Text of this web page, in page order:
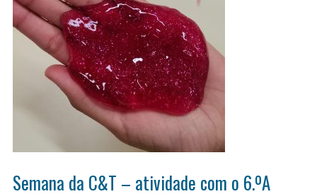
Semana da C&T – atividade com o 6.ºA